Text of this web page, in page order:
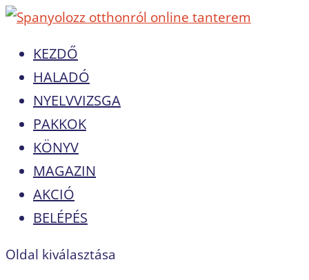
KEZDŐ
HALADÓ
NYELVVIZSGA
PAKKOK
KÖNYV
MAGAZIN
AKCIÓ
BELÉPÉS
Oldal kiválasztása